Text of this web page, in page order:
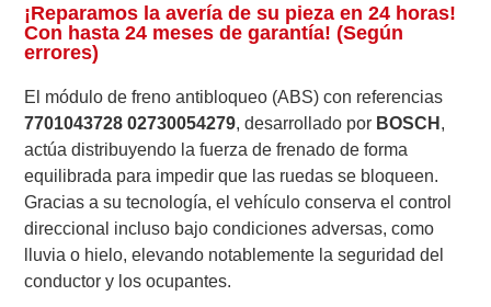
¡Reparamos la avería de su pieza en 24 horas!
Con hasta 24 meses de garantía! (Según
errores)
El módulo de freno antibloqueo (ABS) con referencias
7701043728 02730054279, desarrollado por BOSCH ,
actúa distribuyendo la fuerza de frenado de forma
equilibrada para impedir que las ruedas se bloqueen.
Gracias a su tecnología, el vehículo conserva el control
direccional incluso bajo condiciones adversas, como
lluvia o hielo, elevando notablemente la seguridad del
conductor y los ocupantes.